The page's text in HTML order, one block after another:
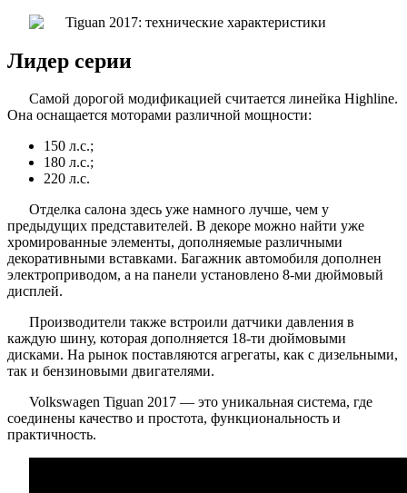
Лидер серии
Самой дорогой модификацией считается линейка Highline.
Она оснащается моторами различной мощности:
150 л.с.;
180 л.с.;
220 л.с.
Отделка салона здесь уже намного лучше, чем у
предыдущих представителей. В декоре можно найти уже
хромированные элементы, дополняемые различными
декоративными вставками. Багажник автомобиля дополнен
электроприводом, а на панели установлено 8-ми дюймовый
дисплей.
Производители также встроили датчики давления в
каждую шину, которая дополняется 18-ти дюймовыми
дисками. На рынок поставляются агрегаты, как с дизельными,
так и бензиновыми двигателями.
Volkswagen Tiguan 2017 — это уникальная система, где
соединены качество и простота, функциональность и
практичность.